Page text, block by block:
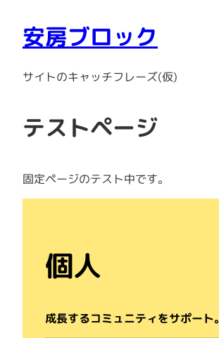
安房ブロック
サイトのキャッチフレーズ(仮)
テストページ
固定ページのテスト中です。
個人
成長するコミュニティをサポート。